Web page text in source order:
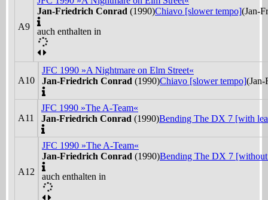
A9
Jan-Friedrich Conrad (1990)Chiavo [slower tempo](Jan-
auch enthalten in
A10
JFC 1990 »A Nightmare on Elm Street«
Jan-Friedrich Conrad (1990)Chiavo [slower tempo](Jan-
A11
JFC 1990 »The A-Team«
Jan-Friedrich Conrad (1990)Bending The DX 7 [with
A12
JFC 1990 »The A-Team«
Jan-Friedrich Conrad (1990)Bending The DX 7
auch enthalten in